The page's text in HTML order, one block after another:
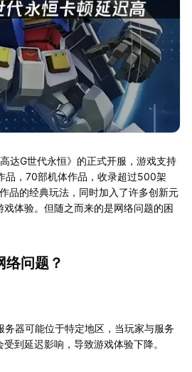
达G世代永恒》的正式开服，游戏支持
品，70部机体作品，收录超过500架
品的经典玩法，同时加入了许多创新元
体验。但随之而来的是网络问题的困
络问题？
务器可能位于特定地区，当玩家与服务
到延迟影响，导致游戏体验下降。